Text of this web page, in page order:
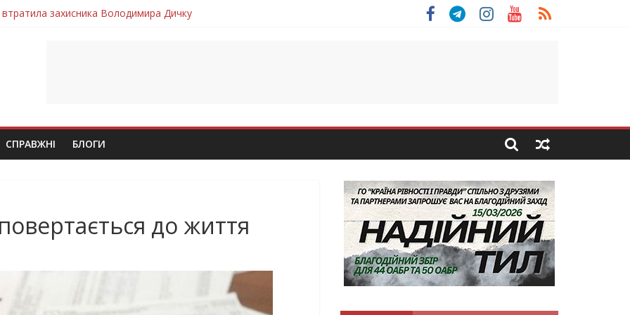
захисника Володимира Дичку
молодий захисник Дмитро Березко з Тернопільщини
захисника Володимира Вельму
молодого захисника Андрія Іскоростенського
СПРАВЖНІ БЛОГИ
до життя